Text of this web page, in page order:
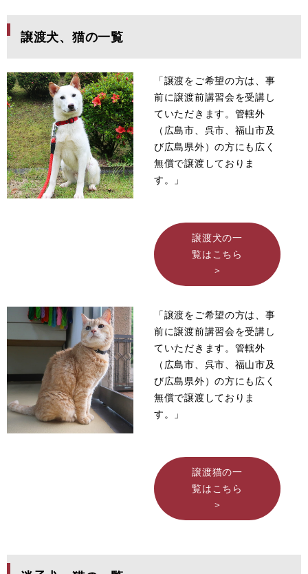
譲渡犬、猫の一覧
「譲渡をご希望の方は、事
前に譲渡前講習会を受講し
ていただきます。管轄外
（広島市、呉市、福山市及
び広島県外）の方にも広く
無償で譲渡しておりま
す。」
譲渡犬の一
覧はこちら
>
「譲渡をご希望の方は、事
前に譲渡前講習会を受講し
ていただきます。管轄外
（広島市、呉市、福山市及
び広島県外）の方にも広く
無償で譲渡しておりま
す。」
譲渡猫の一
覧はこちら
>